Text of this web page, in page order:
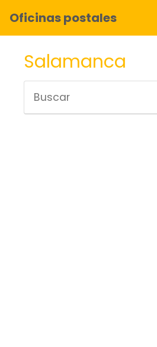
Oficinas postales
Salamanca